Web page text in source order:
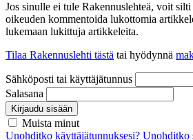
Jos sinulle ei tule Rakennuslehteä, voit
oikeuden kommentoida lukottomia
lukemaan lukittuja artikkeleita.
Tilaa Rakennuslehti tästä tai hyödynnä
Sähköposti tai käyttäjätunnus
Salasana
Kirjaudu sisään
Muista minut
Unohditko käyttäjätunnuksesi? Unohditko